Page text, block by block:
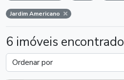
Jardim Americano
6 imóveis